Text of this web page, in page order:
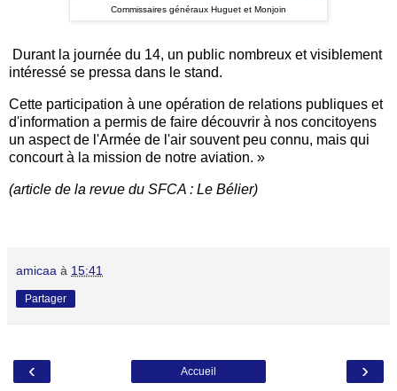
Commissaires généraux Huguet et Monjoin
Durant la journée du 14, un public nombreux et visiblement
intéressé se pressa dans le stand.
Cette participation à une opération de relations publiques et
d'information a permis de faire découvrir à nos concitoyens
un aspect de l'Armée de l'air souvent peu connu, mais qui
concourt à la mission de notre aviation. »
(article de la revue du SFCA : Le Bélier)
amicaa à 15:41
Partager
‹ ›
Accueil